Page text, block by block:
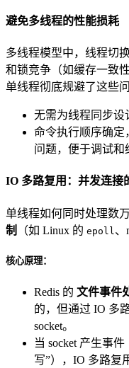
避免多线程的性能损耗
多线程模型中，线程切
和锁竞争（如缓存一致
单线程彻底规避了这些问
无需为线程同步设
命令执行顺序确定
问题，便于调试和
IO 多路复用：并发连接
单线程如何同时处理数
制
（如 Linux 的 epoll 、
核心原理：
Redis 的 文件事件
的，但通过 IO 多
socket。
当 socket 产生事
写”），IO 多路复